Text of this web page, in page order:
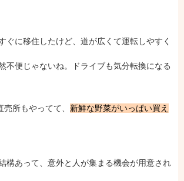
ぐに移住したけど、道が広くて運転しやすく
不便じゃないね。ドライブも気分転換になる
所もやってて、 新鮮な野菜がいっぱい買え
構あって、意外と人が集まる機会が用意され